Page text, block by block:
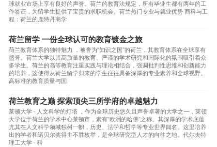
球就业市场上享有良好的声誉。荷兰的教育法规定，所有毕业生都有两年的工
作签证，为留学生提供了宝贵的求职机会。荷兰热门专业与就业优势 商科与工
程：荷兰的鹿特丹商学
荷兰留学 一份全球认可的教育镀金之旅
荷兰教育体系的独特魅力 ，被誉为“知识之国”的荷兰，其教育体系在全球享有
盛誉。荷兰大学以其高质量的教育、严谨的学术研究和国际化的氛围吸引着众
多学生。荷兰的高等教育注重实践与理论相结合，强调批判性思维和创新能力
的培养，这使得从荷兰留学归来的学生往往具备深厚的专业素养和全球视野。
高标准的教育质量与国
荷兰教育之巅 探索顶尖三所学府的卓越魅力
莱顿大学 - 人文科学的灯塔 ，作为全球历史悠久且声誉卓著的大学之一，莱顿
大学位于荷兰的学术中心莱顿市，素有“欧洲的哈佛”之称。其深厚的学术底蕴
尤其在人文科学领域独树一帜，历史、法学和哲学等专业世界闻名。这里培养
出的学者和诺贝尔奖得主不胜枚举，是全球研究型人才的向往之地。代尔夫特
理工大学 - 科